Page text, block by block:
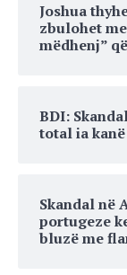
Joshua
zbulohet
mëdhenj”
BDI:
total ia
Skandal në
portugeze
bluzë me